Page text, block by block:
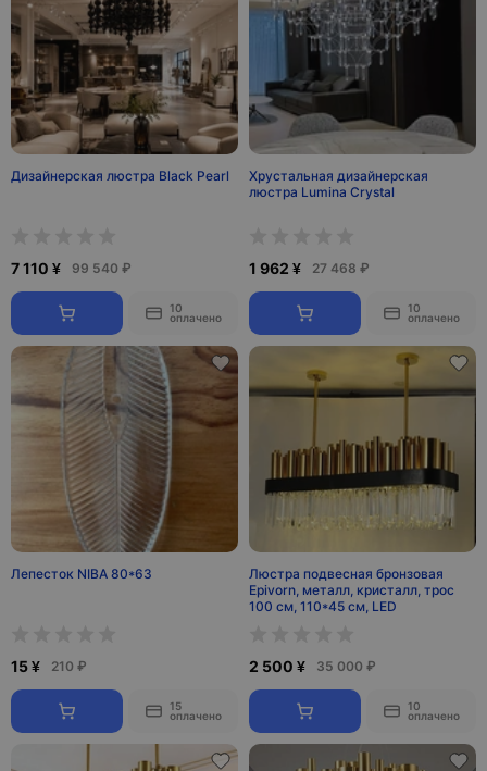
Дизайнерская люстра Black Pearl
7 110 ¥ 99 540 ₽
10
оплачено
Хрустальная дизайнерская
люстра Lumina Crystal
1 962 ¥ 27 468 ₽
10
оплачено
Лепесток NIBA 80*63
15 ¥ 210 ₽
15
оплачено
Люстра подвесная бронзовая
Epivorn, металл, кристалл, трос
100 см, 110*45 см, LED
2 500 ¥ 35 000 ₽
10
оплачено